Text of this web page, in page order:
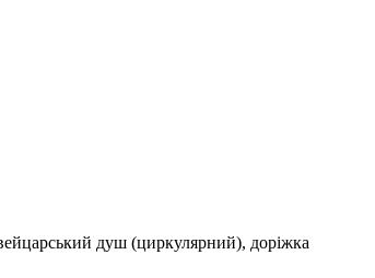
душ (циркулярний), доріжка